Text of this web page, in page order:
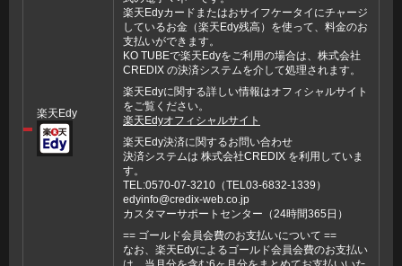
楽天Edy
楽天Edyカードまたはおサイフケータイにチャージ
しているお金（楽天Edy残高）を使って、料金のお
支払いができます。
KO TUBEで楽天Edyをご利用の場合は、株式会社
CREDIX の決済システムを介して処理されます。
楽天Edyに関する詳しい情報はオフィシャルサイト
をご覧ください。
楽天Edyオフィシャルサイト
楽天Edy決済に関するお問い合わせ
決済システムは 株式会社CREDIX を利用していま
す。
TEL:0570-07-3210（TEL03-6832-1339）
edyinfo@credix-web.co.jp
カスタマーサポートセンター（24時間365日）
== ゴールド会員会費のお支払いについて ==
なお、楽天Edyによるゴールド会員会費のお支払い